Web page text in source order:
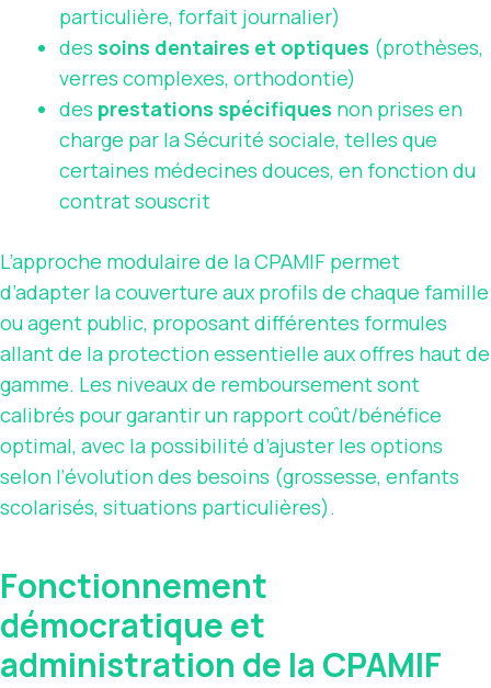
particulière, forfait journalier)
des soins dentaires et optiques (prothèses,
verres complexes, orthodontie)
des prestations spécifiques non prises en
charge par la Sécurité sociale, telles que
certaines médecines douces, en fonction du
contrat souscrit
L’approche modulaire de la CPAMIF permet
d’adapter la couverture aux profils de chaque famille
ou agent public, proposant différentes formules
allant de la protection essentielle aux offres haut de
gamme. Les niveaux de remboursement sont
calibrés pour garantir un rapport coût/bénéfice
optimal, avec la possibilité d’ajuster les options
selon l’évolution des besoins (grossesse, enfants
scolarisés, situations particulières).
Fonctionnement
démocratique et
administration de la CPAMIF